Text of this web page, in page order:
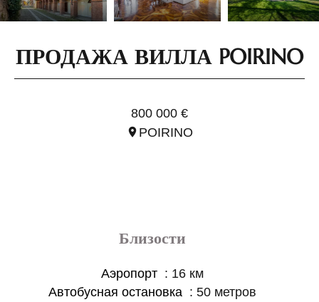
ПРОДАЖА ВИЛЛА POIRINO
800 000 €
POIRINO
Близости
Аэропорт
16 км
Автобусная остановка
50 метров